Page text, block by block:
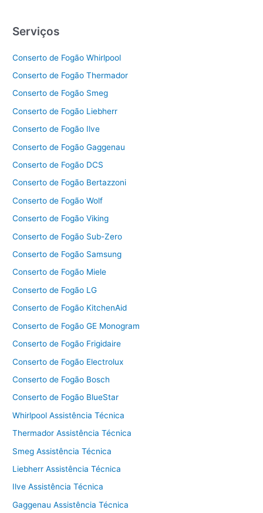
Serviços
Conserto de Fogão Whirlpool
Conserto de Fogão Thermador
Conserto de Fogão Smeg
Conserto de Fogão Liebherr
Conserto de Fogão Ilve
Conserto de Fogão Gaggenau
Conserto de Fogão DCS
Conserto de Fogão Bertazzoni
Conserto de Fogão Wolf
Conserto de Fogão Viking
Conserto de Fogão Sub-Zero
Conserto de Fogão Samsung
Conserto de Fogão Miele
Conserto de Fogão LG
Conserto de Fogão KitchenAid
Conserto de Fogão GE Monogram
Conserto de Fogão Frigidaire
Conserto de Fogão Electrolux
Conserto de Fogão Bosch
Conserto de Fogão BlueStar
Whirlpool Assistência Técnica
Thermador Assistência Técnica
Smeg Assistência Técnica
Liebherr Assistência Técnica
Ilve Assistência Técnica
Gaggenau Assistência Técnica